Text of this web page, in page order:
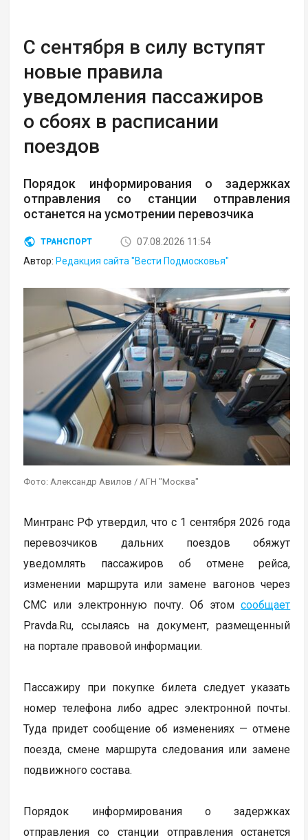
С сентября в силу вступят
новые правила
уведомления пассажиров
о сбоях в расписании
поездов
Порядок информирования о задержках
отправления со станции отправления
останется на усмотрении перевозчика
ТРАНСПОРТ
07.08.2026 11:54
Автор: Редакция сайта "Вести Подмосковья"
Фото: Александр Авилов / АГН "Москва"
Минтранс РФ утвердил, что с 1 сентября 2026 года
перевозчиков дальних поездов обяжут
уведомлять пассажиров об отмене рейса,
изменении маршрута или замене вагонов через
СМС или электронную почту. Об этомсообщает
Pravda.Ru, ссылаясь на документ, размещенный
на портале правовой информации.
Пассажиру при покупке билета следует указать
номер телефона либо адрес электронной почты.
Туда придет сообщение об изменениях — отмене
поезда, смене маршрута следования или замене
подвижного состава.
Порядок информирования о задержках
отправления со станции отправления останется